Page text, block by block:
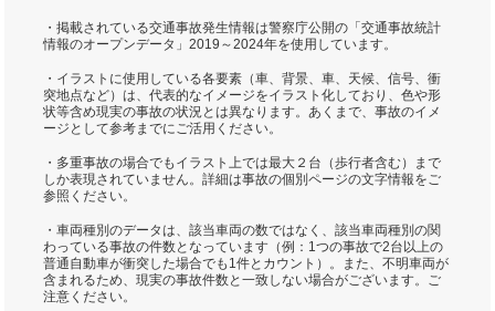
・掲載されている交通事故発生情報は警察庁公開の「交通事故統計
情報のオープンデータ」2019～2024年を使用しています。
・イラストに使用している各要素（車、背景、車、天候、信号、衝
突地点など）は、代表的なイメージをイラスト化しており、色や形
状等含め現実の事故の状況とは異なります。あくまで、事故のイメ
ージとして参考までにご活用ください。
・多重事故の場合でもイラスト上では最大２台（歩行者含む）まで
しか表現されていません。詳細は事故の個別ページの文字情報をご
参照ください。
・車両種別のデータは、該当車両の数ではなく、該当車両種別の関
わっている事故の件数となっています（例：1つの事故で2台以上の
普通自動車が衝突した場合でも1件とカウント）。また、不明車両が
含まれるため、現実の事故件数と一致しない場合がございます。ご
注意ください。